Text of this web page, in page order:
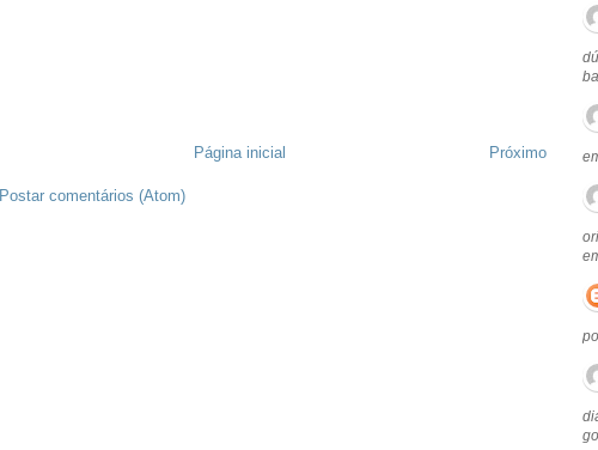
Próximo
Página inicial
Postar comentários (Atom)